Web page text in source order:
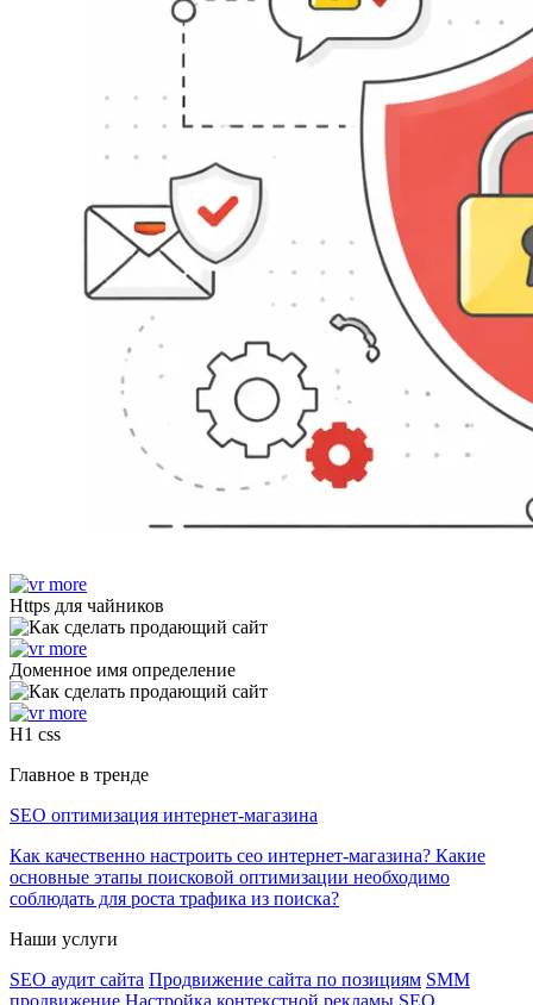
Https для чайников
Доменное имя определение
H1 css
Главное в тренде
SEO оптимизация интернет-магазина
Как качественно настроить сео интернет-магазина? Какие
основные этапы поисковой оптимизации необходимо
соблюдать для роста трафика из поиска?
Наши услуги
SEO аудит сайта Продвижение сайта по позициям SMM
продвижение Настройка контекстной рекламы SEO